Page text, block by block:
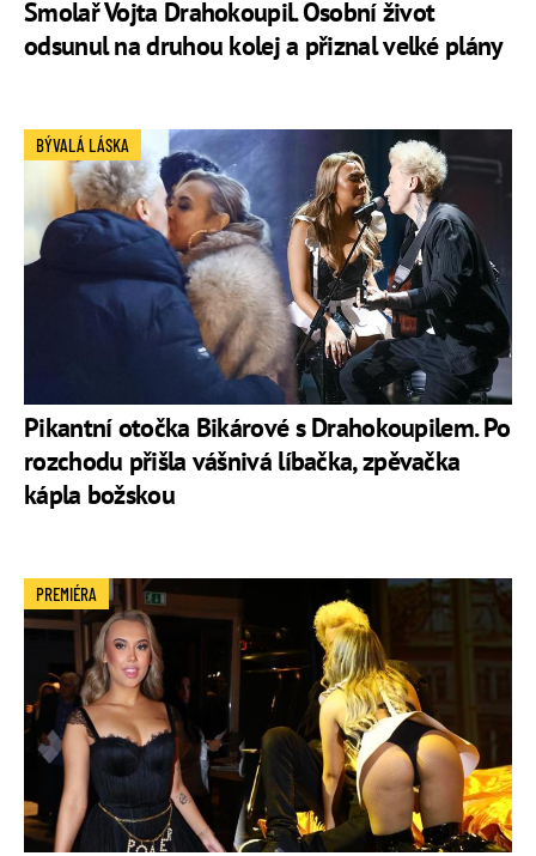
Smolař Vojta Drahokoupil. Osobní život
odsunul na druhou kolej a přiznal velké plány
Pikantní otočka Bikárové s Drahokoupilem. Po
rozchodu přišla vášnivá líbačka, zpěvačka
kápla božskou
BÝVALÁ LÁSKA
PREMIÉRA